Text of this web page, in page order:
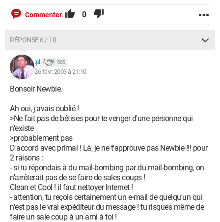
Commenter 0
RÉPONSE 6 / 10
ipl 585
26 févr. 2003 à 21:10
Bonsoir Newbie,
Ah oui, j'avais oublié !
>Ne fait pas de bêtises pour te venger d'une personne qui
n'existe
>probablement pas
D'accord avec primal ! Là, je ne t'approuve pas Newbie !!! pour
2 raisons :
- si tu répondais à du mail-bombing par du mail-bombing, on
n'arrêterait pas de se faire de sales coups !
Clean et Cool ! il faut nettoyer Internet !
- attention, tu reçois certainement un e-mail de quelqu'un qui
n'est pas le vrai expéditeur du message ! tu risques même de
faire un sale coup à un ami à toi !